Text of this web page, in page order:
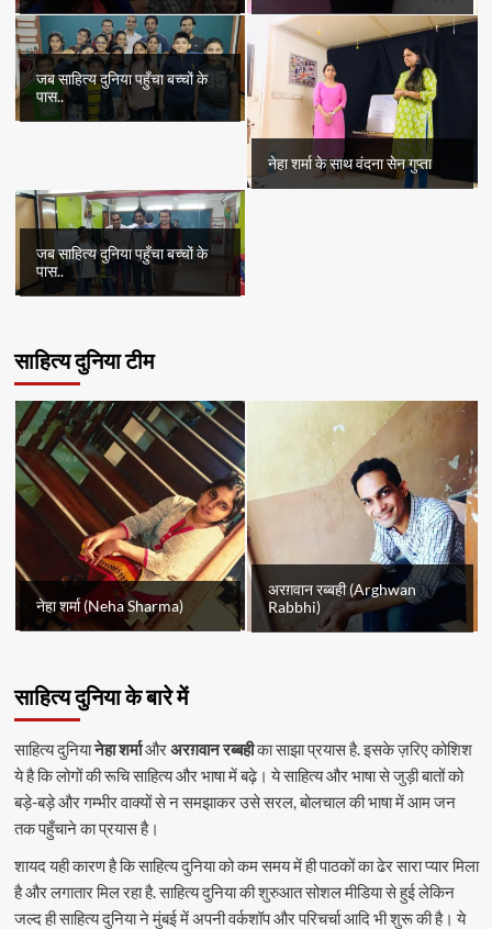
जब साहित्य दुनिया पहुँचा बच्चों के
पास..
नेहा शर्मा के साथ वंदना सेन गुप्ता
जब साहित्य दुनिया पहुँचा बच्चों के
पास..
साहित्य दुनिया टीम
नेहा शर्मा (Neha Sharma)
अरग़वान रब्बही (Arghwan
Rabbhi)
साहित्य दुनिया के बारे में
साहित्य दुनियानेहा शर्माऔरअरग़वान रब्बहीका साझा प्रयास है. इसके ज़रिए कोशिश
ये है कि लोगों की रूचि साहित्य और भाषा में बढ़े। ये साहित्य और भाषा से जुड़ी बातों को
बड़े-बड़े और गम्भीर वाक्यों से न समझाकर उसे सरल, बोलचाल की भाषा में आम जन
तक पहुँचाने का प्रयास है।
शायद यही कारण है कि साहित्य दुनिया को कम समय में ही पाठकों का ढेर सारा प्यार मिला
है और लगातार मिल रहा है. साहित्य दुनिया की शुरुआत सोशल मीडिया से हुई लेकिन
जल्द ही साहित्य दुनिया ने मुंबई में अपनी वर्कशॉप और परिचर्चा आदि भी शुरू की है। ये